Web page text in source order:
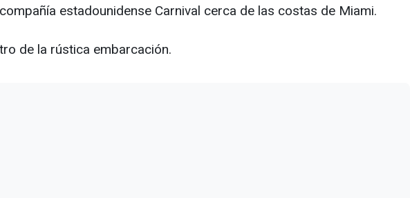
estadounidense Carnival cerca de las costas de Miami.
de la rústica embarcación.